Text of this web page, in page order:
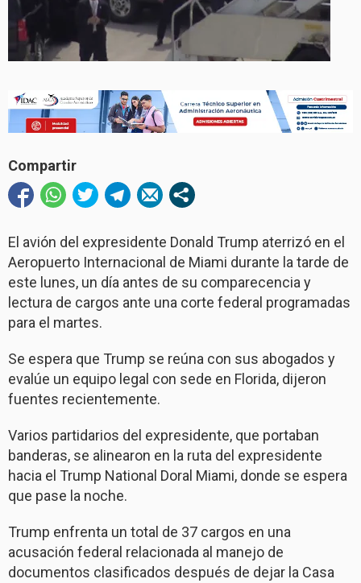
Compartir
El avión del expresidente Donald Trump aterrizó en el
Aeropuerto Internacional de Miami durante la tarde de
este lunes, un día antes de su comparecencia y
lectura de cargos ante una corte federal programadas
para el martes.
Se espera que Trump se reúna con sus abogados y
evalúe un equipo legal con sede en Florida, dijeron
fuentes recientemente.
Varios partidarios del expresidente, que portaban
banderas, se alinearon en la ruta del expresidente
hacia el Trump National Doral Miami, donde se espera
que pase la noche.
Trump enfrenta un total de 37 cargos en una
acusación federal relacionada al manejo de
documentos clasificados después de dejar la Casa